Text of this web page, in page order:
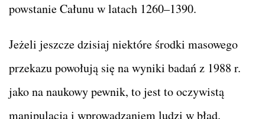
powstanie Całunu w latach 1260–1390.
Jeżeli jeszcze dzisiaj niektóre środki masowego
przekazu powołują się na wyniki badań z 1988 r.
jako na naukowy pewnik, to jest to oczywistą
manipulacją i wprowadzaniem ludzi w błąd.